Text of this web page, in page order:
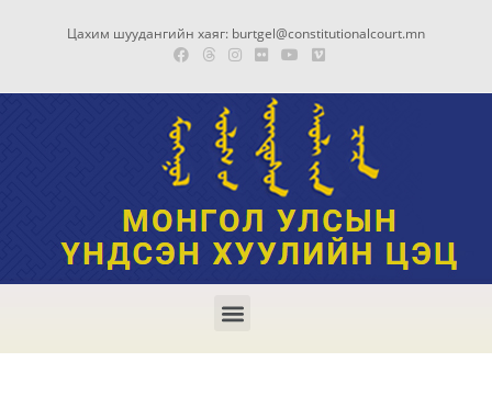
Цахим шуудангийн хаяг: burtgel@constitutionalcourt.mn